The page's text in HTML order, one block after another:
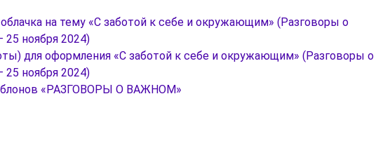
на тему «С заботой к себе и окружающим» (Разговоры о
ноября 2024)
для оформления «С заботой к себе и окружающим» (Разговоры о
ноября 2024)
«РАЗГОВОРЫ О ВАЖНОМ»